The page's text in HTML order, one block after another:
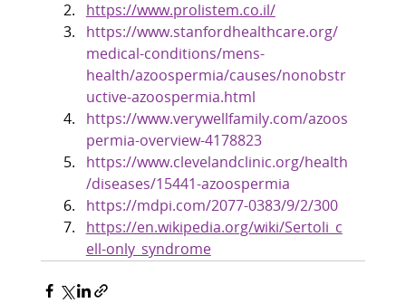
https://www.prolistem.co.il/
https://www.stanfordhealthcare.org/
medical-conditions/mens-
health/azoospermia/causes/nonobstr
uctive-azoospermia.html
https://www.verywellfamily.com/azoos
permia-overview-4178823
https://www.clevelandclinic.org/health
/diseases/15441-azoospermia
https://mdpi.com/2077-0383/9/2/300
https://en.wikipedia.org/wiki/Sertoli_c
ell-only_syndrome